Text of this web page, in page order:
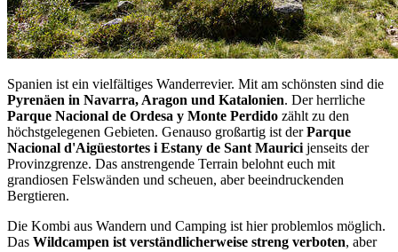
Spanien ist ein vielfältiges Wanderrevier. Mit am schönsten sind die
Pyrenäen in Navarra, Aragon und Katalonien. Der herrliche
Parque Nacional de Ordesa y Monte Perdido zählt zu den
höchstgelegenen Gebieten. Genauso großartig ist derParque
Nacional d'Aigüestortes i Estany de Sant Maurici jenseits der
Provinzgrenze. Das anstrengende Terrain belohnt euch mit
grandiosen Felswänden und scheuen, aber beeindruckenden
Bergtieren.
Die Kombi aus Wandern und Camping ist hier problemlos möglich.
Das Wildcampen ist verständlicherweise streng verboten, aber